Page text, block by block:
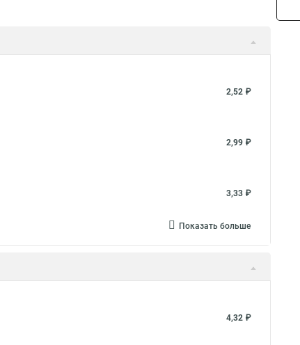
2,52 ₽
2,99 ₽
3,33 ₽
Показать больше
4,32 ₽